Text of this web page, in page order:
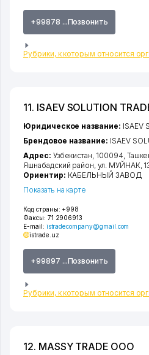
+99878 ...Позвонить
Рубрики, к которым относится
11. ISAEV SOLUTION
Код страны: +998
Факсы: 71 2906913
E-mail: istradecompany@gmail.com
istrade.uz
+99897 ...Позвонить
Рубрики, к которым относится
Юридическое название: ISAEV
Брендовое название: ISAEV
Адрес: Узбекистан, 100094,
Яшнабадский район,ул. МУЙНАК,
Ориентир: КАБЕЛЬНЫЙ ЗАВОД
Показать на карте
12. MASSY TRADE ООО